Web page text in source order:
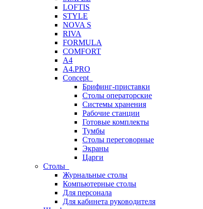
LOFTIS
STYLE
NOVA S
RIVA
FORMULA
COMFORT
A4
A4.PRO
Concept
Брифинг-приставки
Столы операторские
Системы хранения
Рабочие станции
Готовые комплекты
Тумбы
Столы переговорные
Экраны
Царги
Столы
Журнальные столы
Компьютерные столы
Для персонала
Для кабинета руководителя